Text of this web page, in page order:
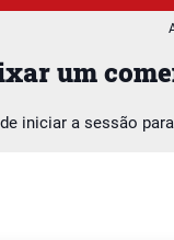
um
iniciar a sessão